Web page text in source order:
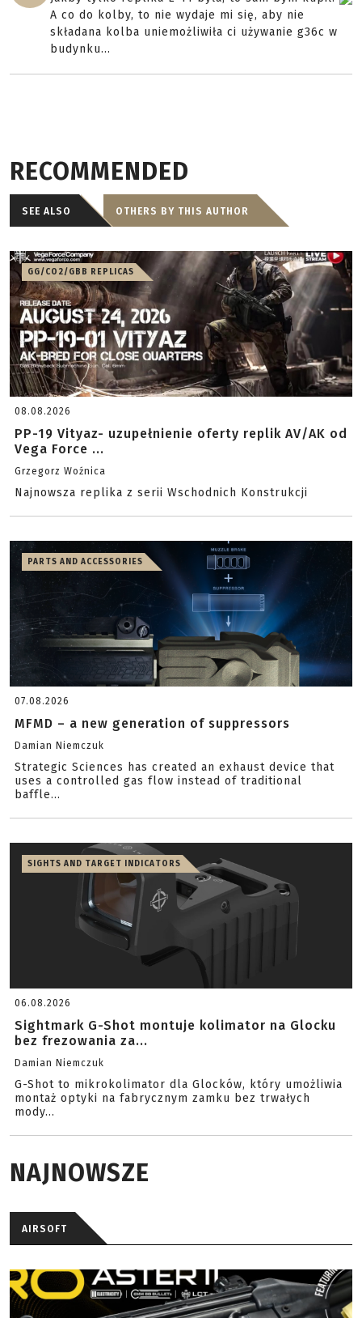
A co do kolby, to nie wydaje mi się, aby nie
składana kolba uniemożliwiła ci używanie g36c w
budynku...
RECOMMENDED
SEE ALSO OTHERS BY THIS AUTHOR
GG/CO2/GBB REPLICAS
08.08.2026
PP-19 Vityaz- uzupełnienie oferty replik AV/AK od
Vega Force ...
Grzegorz Woźnica
Najnowsza replika z serii Wschodnich Konstrukcji
PARTS AND ACCESSORIES
07.08.2026
MFMD – a new generation of suppressors
Damian Niemczuk
Strategic Sciences has created an exhaust device that
uses a controlled gas flow instead of traditional
baffle...
SIGHTS AND TARGET INDICATORS
06.08.2026
Sightmark G-Shot montuje kolimator na Glocku
bez frezowania za...
Damian Niemczuk
G-Shot to mikrokolimator dla Glocków, który umożliwia
montaż optyki na fabrycznym zamku bez trwałych
mody...
NAJNOWSZE
AIRSOFT